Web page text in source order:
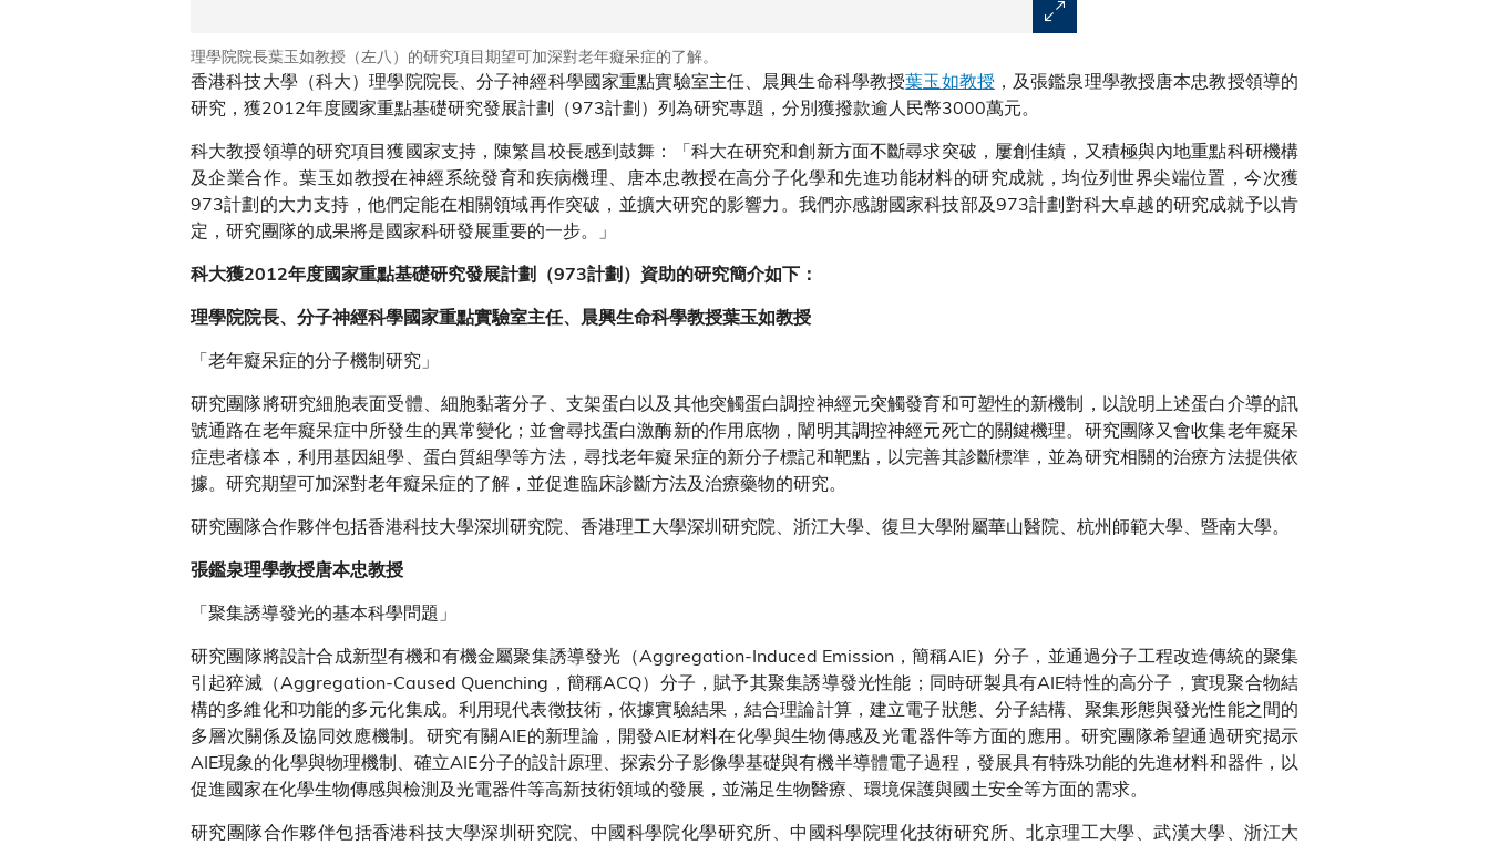
理學院院長葉玉如教授（左八）的研究項目期望可加深對老年癡呆症的了解。
香港科技大學（科大）理學院院長、分子神經科學國家重點實驗室主任、晨興生命科學教授葉玉如教授 ，及張鑑泉理學教授唐本忠教授領導的
研究，獲2012年度國家重點基礎研究發展計劃（973計劃）列為研究專題，分別獲撥款逾人民幣3000萬元。
科大教授領導的研究項目獲國家支持，陳繁昌校長感到鼓舞：「科大在研究和創新方面不斷尋求突破，屢創佳績，又積極與內地重點科研機構
及企業合作。葉玉如教授在神經系統發育和疾病機理、唐本忠教授在高分子化學和先進功能材料的研究成就，均位列世界尖端位置，今次獲
973計劃的大力支持，他們定能在相關領域再作突破，並擴大研究的影響力。我們亦感謝國家科技部及973計劃對科大卓越的研究成就予以肯
定，研究團隊的成果將是國家科研發展重要的一步。」
科大獲2012年度國家重點基礎研究發展計劃（973計劃）資助的研究簡介如下：
理學院院長、分子神經科學國家重點實驗室主任、晨興生命科學教授葉玉如教授
「老年癡呆症的分子機制研究」
研究團隊將研究細胞表面受體、細胞黏著分子、支架蛋白以及其他突觸蛋白調控神經元突觸發育和可塑性的新機制，以說明上述蛋白介導的訊
號通路在老年癡呆症中所發生的異常變化；並會尋找蛋白激酶新的作用底物，闡明其調控神經元死亡的關鍵機理。研究團隊又會收集老年癡呆
症患者樣本，利用基因組學、蛋白質組學等方法，尋找老年癡呆症的新分子標記和靶點，以完善其診斷標準，並為研究相關的治療方法提供依
據。研究期望可加深對老年癡呆症的了解，並促進臨床診斷方法及治療藥物的研究。
研究團隊合作夥伴包括香港科技大學深圳研究院、香港理工大學深圳研究院、浙江大學、復旦大學附屬華山醫院、杭州師範大學、暨南大學。
張鑑泉理學教授唐本忠教授
「聚集誘導發光的基本科學問題」
研究團隊將設計合成新型有機和有機金屬聚集誘導發光（Aggregation-Induced Emission，簡稱AIE）分子，並通過分子工程改造傳統的聚集
引起猝滅（Aggregation-Caused Quenching，簡稱ACQ）分子，賦予其聚集誘導發光性能；同時研製具有AIE特性的高分子，實現聚合物結
構的多維化和功能的多元化集成。利用現代表徵技術，依據實驗結果，結合理論計算，建立電子狀態、分子結構、聚集形態與發光性能之間的
多層次關係及協同效應機制。研究有關AIE的新理論，開發AIE材料在化學與生物傳感及光電器件等方面的應用。研究團隊希望通過研究揭示
AIE現象的化學與物理機制、確立AIE分子的設計原理、探索分子影像學基礎與有機半導體電子過程，發展具有特殊功能的先進材料和器件，以
促進國家在化學生物傳感與檢測及光電器件等高新技術領域的發展，並滿足生物醫療、環境保護與國土安全等方面的需求。
研究團隊合作夥伴包括香港科技大學深圳研究院、中國科學院化學研究所、中國科學院理化技術研究所、北京理工大學、武漢大學、浙江大